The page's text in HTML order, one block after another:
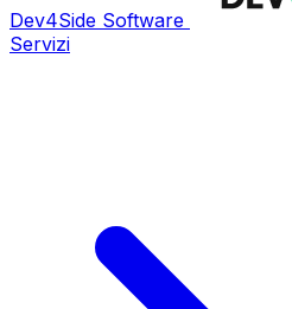
Dev4Side Software
Servizi